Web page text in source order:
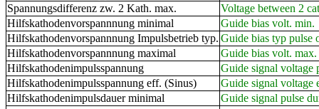
Spannungsdifferenz zw. 2 Kath. max.
Voltage between 2
Hilfskathodenvorspannnung minimal
Guide bias volt. min.
Hilfskathodenvorspannnung Impulsbetrieb typ. Guide bias typ pulse
Hilfskathodenvorspannnung maximal
Guide bias volt. max.
Hilfskathodenimpulsspannung
Guide signal voltage
Hilfskathodenimpulsspannung eff. (Sinus)
Guide signal voltage
Hilfskathodenimpulsdauer minimal
Guide signal pulse